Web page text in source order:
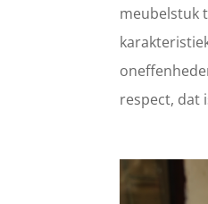
meubelstuk
respect, dat